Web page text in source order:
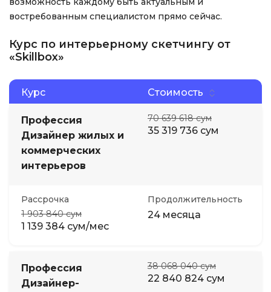
востребованным специалистом прямо сейчас.
Курс по интерьерному скетчингу от
«Skillbox»
Курс Стоимость
Профессия
Дизайнер жилых и
коммерческих
интерьеров
70 639 618 сум
35 319 736 сум
Рассрочка
1 903 840 сум
1 139 384 сум/мес
Продолжительность
24 месяца
Профессия
Дизайнер-
38 068 040 сум
22 840 824 сум